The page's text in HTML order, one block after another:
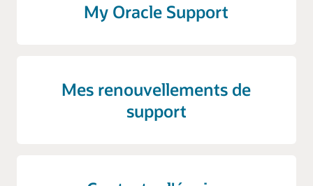
My Oracle Support
Mes renouvellements de
support